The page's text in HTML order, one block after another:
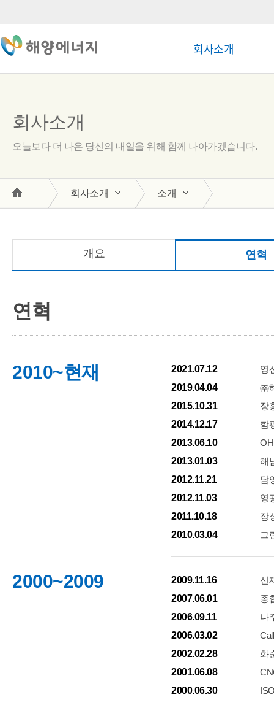
회사소개
회사소개
오늘보다 더 나은 당신의 내일을 위해 함께 나아가겠습니다.
회사소개 소개
개요 연혁
연혁
2010~현재 2021.07.12
영
2019.04.04
㈜
2015.10.31
장
2014.12.17
함
2013.06.10
2013.01.03
해
2012.11.21
담
2012.11.03
영
2011.10.18
장
2010.03.04
그
2000~2009 2009.11.16
신
2007.06.01
종
2006.09.11
나
2006.03.02
2002.02.28
화
2001.06.08
2000.06.30